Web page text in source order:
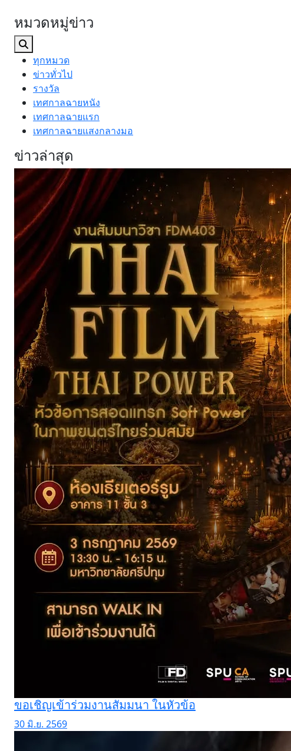
หมวดหมู่ข่าว
ทุกหมวด
ข่าวทั่วไป
รางวัล
เทศกาลฉายหนัง
เทศกาลฉายแรก
เทศกาลฉายแสงกลางมอ
ข่าวล่าสุด
ขอเชิญเข้าร่วมงานสัมมนา ในหัวข้อ
30 มิ.ย. 2569